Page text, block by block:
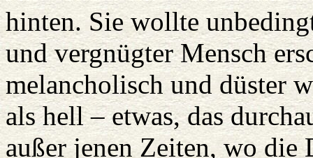
hinten. Sie wollte
und vergnügter Mensch
melancholisch und düster
als hell – etwas, das
außer jenen Zeiten, wo die